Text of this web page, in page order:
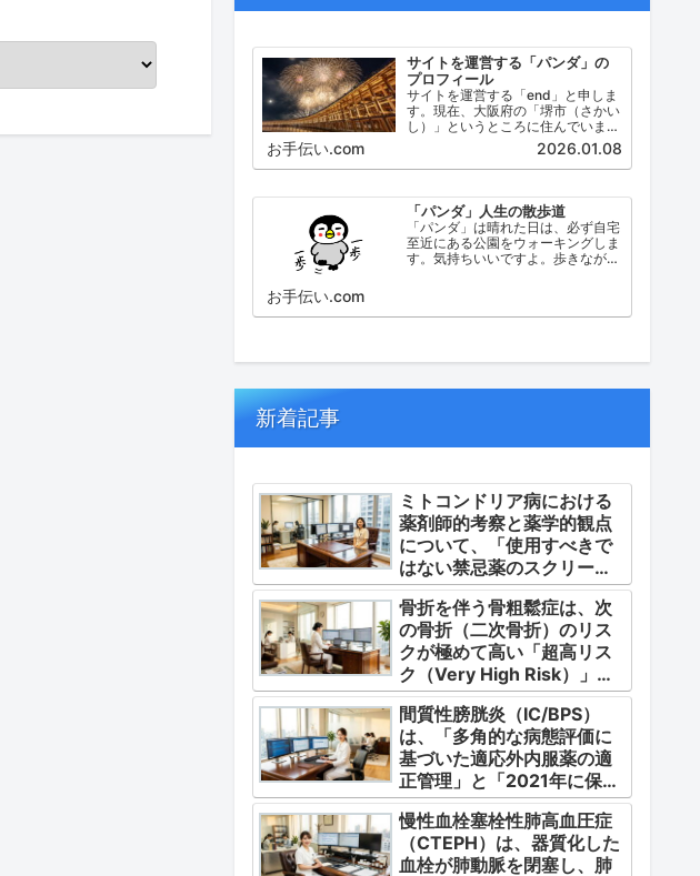
サイトを運営する「パンダ」の
プロフィール
サイトを運営する「end」と申しま
す。現在、大阪府の「堺市（さかい
し）」というところに住んでいま
す。堺市（さかいし）は、大阪府の
泉北地域にある政令指定都市で、府
内では大阪市に次いで人口が多い都
お手伝い.com 2026.01.08
「パンダ」人生の散歩道
「パンダ」は晴れた日は、必ず自宅
至近にある公園をウォーキングしま
す。気持ちいいですよ。歩きなが
お手伝い.com
新着記事
ミトコンドリア病における
薬剤師的考察と薬学的観点
について、「使用すべきで
はない禁忌薬のスクリーニ
ング」「対症療法・カクテ
ル療法の適正使用」「画期
的な新薬・DDSの動向」の
3つの軸から整理します。
骨折を伴う骨粗鬆症は、次
の骨折（二次骨折）のリス
クが極めて高い「超高リス
ク（Very High Risk）」な
状態です。
間質性膀胱炎（IC/BPS）
は、「多角的な病態評価に
基づいた適応外内服薬の適
正管理」と「2021年に保険
適用となった初の治療薬で
あるジメチルスルホキシド
（DMSO）の安全かつ確実
な調剤・運用」に集約され
慢性血栓塞栓性肺高血圧症
（CTEPH）は、器質化した
血栓が肺動脈を閉塞し、肺